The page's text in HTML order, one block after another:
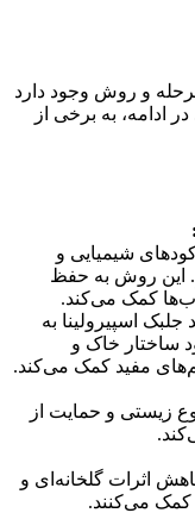
و روش وجود دارد
ادامه، به برخی از
شیمیایی و
روش به حفظ
کمک می‌کند.
جلبک اسپیرولینا به
ساختار خاک و
مفید کمک می‌کند.
زیستی و حمایت از
اثرات گلخانه‌ای و
کمک می‌کنند.